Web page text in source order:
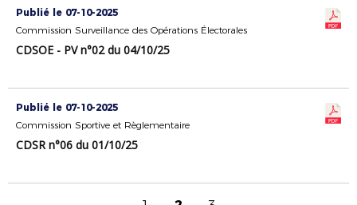
Publié le 07-10-2025
Commission Surveillance des Opérations Électorales
CDSOE - PV n°02 du 04/10/25
Publié le 07-10-2025
Commission Sportive et Règlementaire
CDSR n°06 du 01/10/25